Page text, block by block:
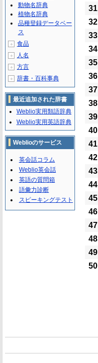
31
32
33
34
35
36
37
38
39
40
41
42
43
44
45
46
47
48
49
50
動物名辞典
植物名辞典
品種登録データベー
ス
＋ 食品
＋ 人名
＋ 方言
＋ 辞書・百科事典
最近追加された辞書
Weblio実用類語辞典
Weblio実用英語辞典
Weblioのサービス
英会話コラム
Weblio英会話
英語の質問箱
語彙力診断
スピーキングテスト